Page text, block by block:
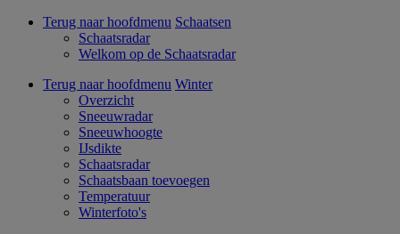
Terug naar hoofdmenu Schaatsen
Schaatsradar
Welkom op de Schaatsradar
Terug naar hoofdmenu Winter
Overzicht
Sneeuwradar
Sneeuwhoogte
IJsdikte
Schaatsradar
Schaatsbaan toevoegen
Temperatuur
Winterfoto's